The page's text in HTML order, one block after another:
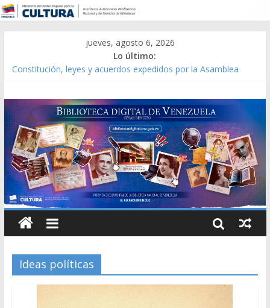
jueves, agosto 6, 2026
Lo último:
Constitución, leyes y acuerdos expedidos por la Asamblea
Modesta Bor Sánchez [material gráfico]
Gaceta Oficial de la República de Venezuela año CXXXIII Mes V,
Caracas 09 de marzo de 2006 N° 38.394
Catálogo temático de obras de Modesta Bor
Ideas políticas